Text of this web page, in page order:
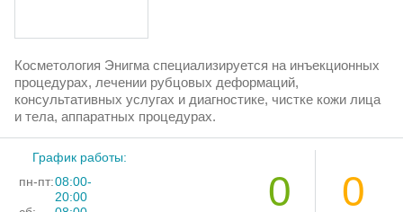
Косметология Энигма специализируется на инъекционных
процедурах, лечении рубцовых деформаций,
консультативных услугах и диагностике, чистке кожи лица
и тела, аппаратных процедурах.
График работы:
пн-пт:08:00-
20:00
0 0